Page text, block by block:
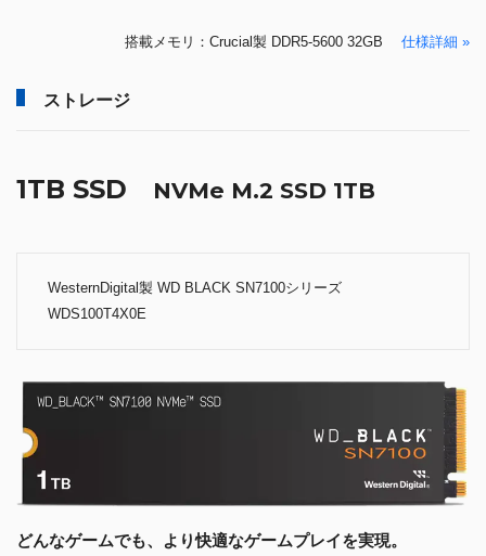
搭載メモリ：Crucial製 DDR5-5600 32GB 仕様詳細 »
ストレージ
1TB SSD NVMe M.2 SSD 1TB
WesternDigital製 WD BLACK SN7100シリーズ
WDS100T4X0E
どんなゲームでも、より快適なゲームプレイを実現。